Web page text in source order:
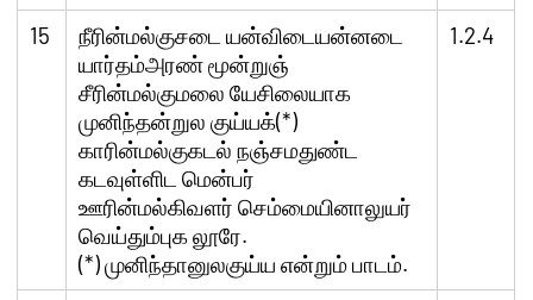
15
நீரின்மல்குசடை யன்விடையன்னடை
யார்தம்அரண் மூன்றுஞ்
சீரின்மல்குமலை யேசிலையாக
முனிந்தன்றுல குய்யக்(*)
காரின்மல்குகடல் நஞ்சமதுண்ட
கடவுள்ளிட மென்பர்
ஊரின்மல்கிவளர் செம்மையினாலுயர்
வெய்தும்புக லூரே.
(*) முனிந்தானுலகுய்ய என்றும் பாடம்.
1.2.4